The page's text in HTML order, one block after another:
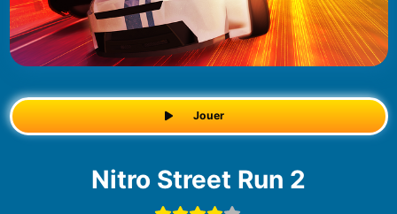
Jouer
Nitro Street Run 2